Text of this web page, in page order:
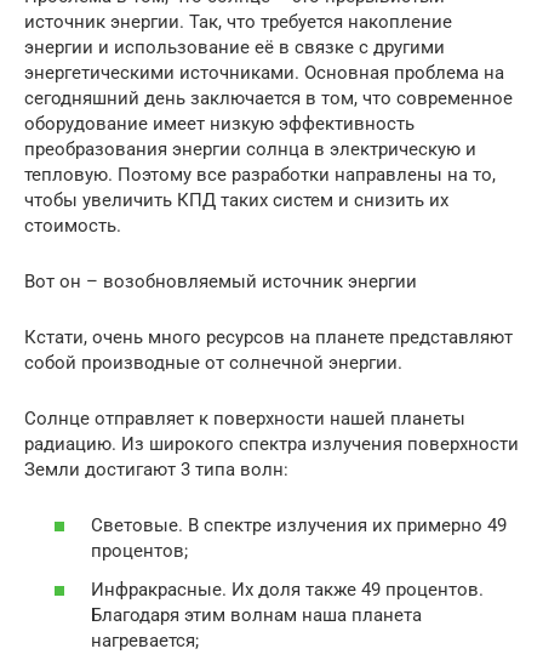
источник энергии. Так, что требуется накопление
энергии и использование её в связке с другими
энергетическими источниками. Основная проблема на
сегодняшний день заключается в том, что современное
оборудование имеет низкую эффективность
преобразования энергии солнца в электрическую и
тепловую. Поэтому все разработки направлены на то,
чтобы увеличить КПД таких систем и снизить их
стоимость.
Вот он – возобновляемый источник энергии
Кстати, очень много ресурсов на планете представляют
собой производные от солнечной энергии.
Солнце отправляет к поверхности нашей планеты
радиацию. Из широкого спектра излучения поверхности
Земли достигают 3 типа волн:
Световые. В спектре излучения их примерно 49
процентов;
Инфракрасные. Их доля также 49 процентов.
Благодаря этим волнам наша планета
нагревается;